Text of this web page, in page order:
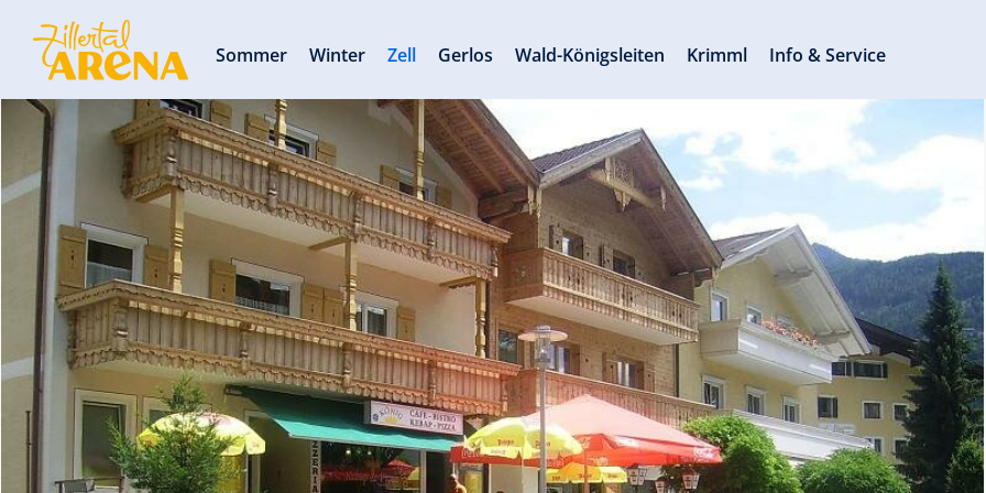
Sommer Winter Zell Gerlos Wald-Königsleiten Krimml Info & Service